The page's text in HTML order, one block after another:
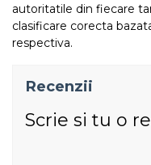
autoritatile din fiecare
clasificare corecta
respectiva.
Recenzii
Scrie si tu o